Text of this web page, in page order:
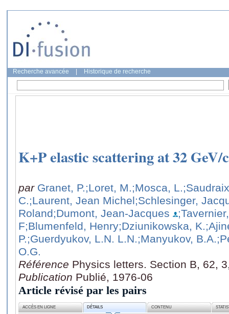
Recherche avancée Historique de recherche
K+P elastic scattering at 32 GeV/c
par Granet, P.;Loret, M.;Mosca, L.
C.;Laurent, Jean Michel;Schlesinger,
Roland;Dumont, Jean-Jacques
F;Blumenfeld, Henry;Dziunikowska, K.
P.;Guerdyukov, L.N. L.N.;Manyukov, B.A.
O.G.
Référence Physics letters. Section B, 62,
Publication Publié, 1976-06
Article révisé par les pairs
ACCÈS EN LIGNE DÉTAILS CONTENU